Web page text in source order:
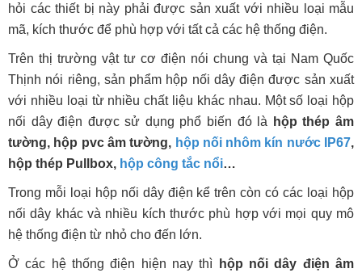
hỏi các thiết bị này phải được sản xuất với nhiều loại mẫu
mã, kích thước để phù hợp với tất cả các hệ thống điện.
Trên thị trường vật tư cơ điện nói chung và tại Nam Quốc
Thịnh nói riêng, sản phẩm hộp nối dây điện được sản xuất
với nhiều loại từ nhiều chất liệu khác nhau. Một số loại hộp
nối dây điện được sử dụng phổ biến đó là
hộp thép âm
tường, hộp pvc âm tường, hộp nối nhôm kín nước IP67,
hộp thép Pullbox, hộp công tắc nổi…
Trong mỗi loại hộp nối dây điện kể trên còn có các loại hộp
nối dây khác và nhiều kích thước phù hợp với mọi quy mô
hệ thống điện từ nhỏ cho đến lớn.
Ở các hệ thống điện hiện nay thì
hộp nối dây điện âm